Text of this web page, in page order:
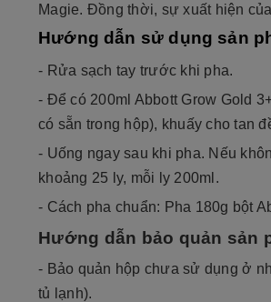
Magie. Đồng thời, sự xuất hiện
Hướng dẫn sử dụng sản
- Rửa sạch tay trước khi pha.
- Để có 200ml Abbott Grow Gold
có sẵn trong hộp), khuấy cho tan
- Uống ngay sau khi pha. Nếu
khoảng 25 ly, mỗi ly 200ml.
- Cách pha chuẩn: Pha 180g bột
Hướng dẫn bảo quản sản
- Bảo quản hộp chưa sử dụng ở
tủ lạnh).